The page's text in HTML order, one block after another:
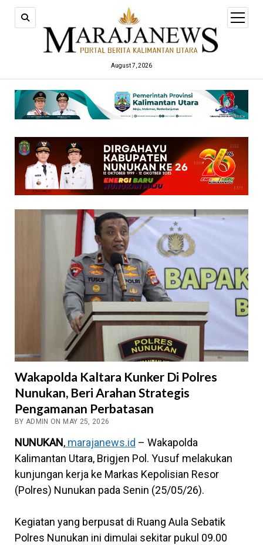
August 7, 2026
open
menu
Wakapolda Kaltara Kunker Di Polres
Nunukan, Beri Arahan Strategis
Pengamanan Perbatasan
BY ADMIN ON MAY 25, 2026
NUNUKAN,marajanews.id – Wakapolda
Kalimantan Utara, Brigjen Pol. Yusuf melakukan
kunjungan kerja ke Markas Kepolisian Resor
(Polres) Nunukan pada Senin (25/05/26).
Kegiatan yang berpusat di Ruang Aula Sebatik
Polres Nunukan ini dimulai sekitar pukul 09.00